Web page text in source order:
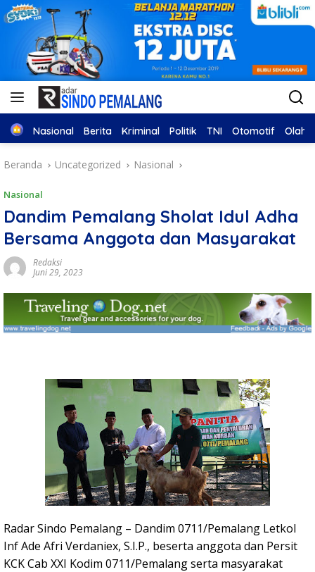
Home
Nasional Berita Kriminal Politik TNI Otomotif
Beranda Uncategorized Nasional
Nasional
Dandim Pemalang Sholat Idul Adha
Bersama Anggota dan Masyarakat
Redaksi
Juni 29, 2023
Radar Sindo Pemalang – Dandim 0711/Pemalang Letkol
Inf Ade Afri Verdaniex, S.I.P., beserta anggota dan Persit
KCK Cab XXI Kodim 0711/Pemalang serta masyarakat